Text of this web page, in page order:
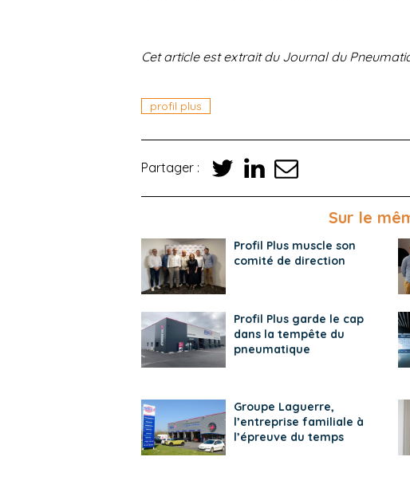
Cet article est extrait du Journal du
profil plus
Partager :
Sur le
Profil Plus muscle son
comité de direction
Profil Plus garde le cap
dans la tempête du
pneumatique
Groupe Laguerre,
l’entreprise familiale à
l’épreuve du temps